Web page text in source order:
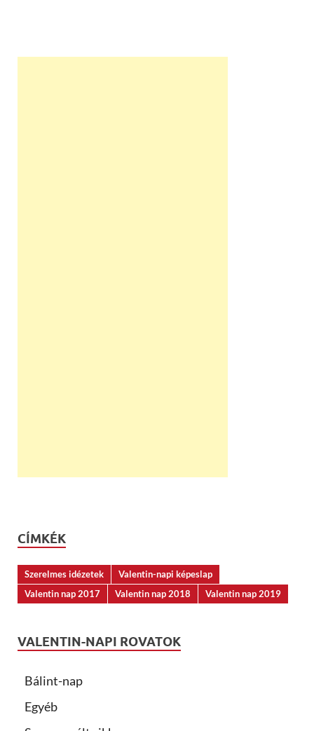
CÍMKÉK
Szerelmes idézetek
Valentin-napi képeslap
Valentin nap 2017
Valentin nap 2018 Valentin nap 2019
VALENTIN-NAPI ROVATOK
Bálint-nap
Egyéb